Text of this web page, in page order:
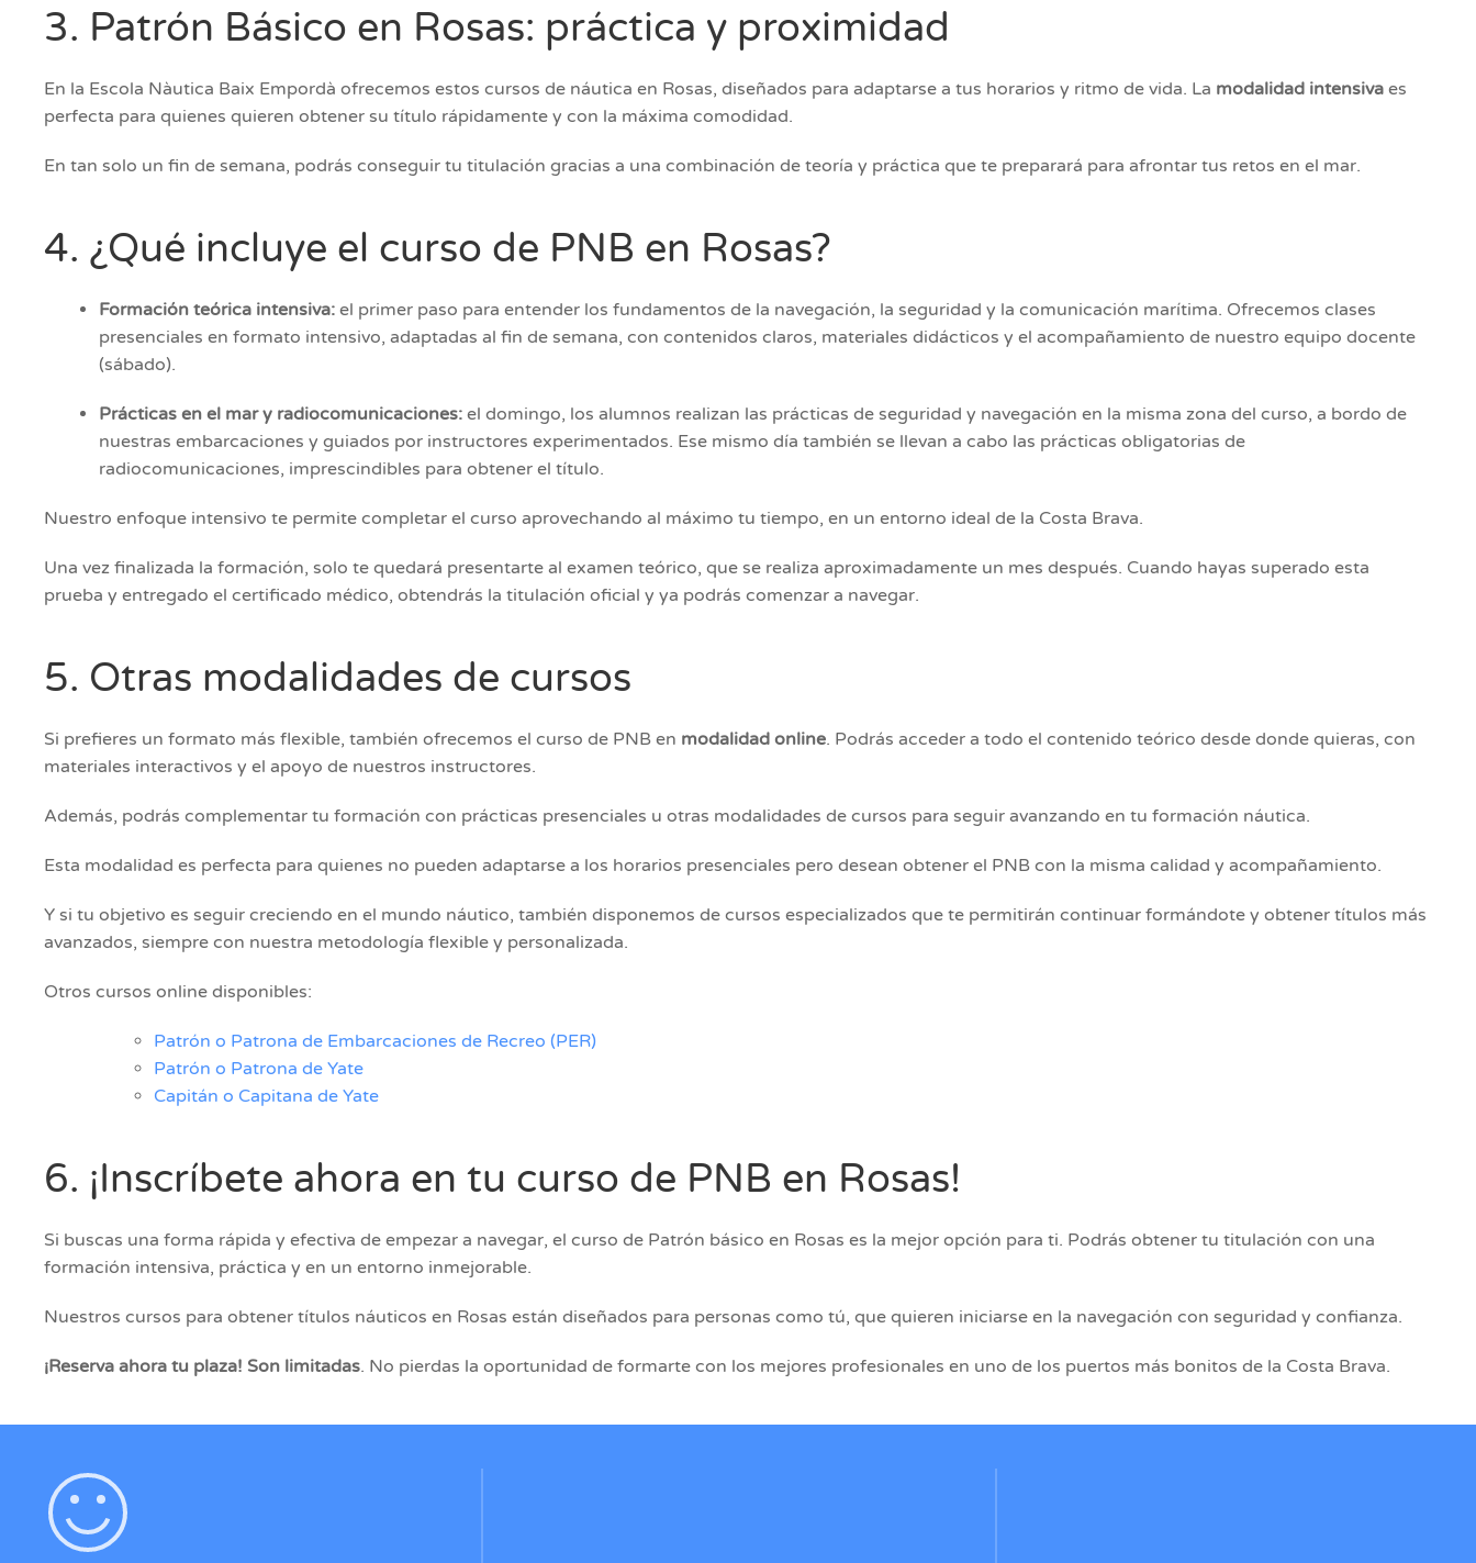
3. Patrón Básico en Rosas: práctica y proximidad
En la Escola Nàutica Baix Empordà ofrecemos estos cursos de náutica en Rosas, diseñados para adaptarse a tus horarios y ritmo de vida. La modalidad intensiva es
perfecta para quienes quieren obtener su título rápidamente y con la máxima comodidad.
En tan solo un fin de semana, podrás conseguir tu titulación gracias a una combinación de teoría y práctica que te preparará para afrontar tus retos en el mar.
4. ¿Qué incluye el curso de PNB en Rosas?
Formación teórica intensiva: el primer paso para entender los fundamentos de la navegación, la seguridad y la comunicación marítima. Ofrecemos clases
presenciales en formato intensivo, adaptadas al fin de semana, con contenidos claros, materiales didácticos y el acompañamiento de nuestro equipo docente
(sábado).
Prácticas en el mar y radiocomunicaciones: el domingo, los alumnos realizan las prácticas de seguridad y navegación en la misma zona del curso, a bordo de
nuestras embarcaciones y guiados por instructores experimentados. Ese mismo día también se llevan a cabo las prácticas obligatorias de
radiocomunicaciones, imprescindibles para obtener el título.
Nuestro enfoque intensivo te permite completar el curso aprovechando al máximo tu tiempo, en un entorno ideal de la Costa Brava.
Una vez finalizada la formación, solo te quedará presentarte al examen teórico, que se realiza aproximadamente un mes después. Cuando hayas superado esta
prueba y entregado el certificado médico, obtendrás la titulación oficial y ya podrás comenzar a navegar.
5. Otras modalidades de cursos
Si prefieres un formato más flexible, también ofrecemos el curso de PNB en modalidad online. Podrás acceder a todo el contenido teórico desde donde quieras, con
materiales interactivos y el apoyo de nuestros instructores.
Además, podrás complementar tu formación con prácticas presenciales u otras modalidades de cursos para seguir avanzando en tu formación náutica.
Esta modalidad es perfecta para quienes no pueden adaptarse a los horarios presenciales pero desean obtener el PNB con la misma calidad y acompañamiento.
Y si tu objetivo es seguir creciendo en el mundo náutico, también disponemos de cursos especializados que te permitirán continuar formándote y obtener títulos más
avanzados, siempre con nuestra metodología flexible y personalizada.
Otros cursos online disponibles:
Patrón o Patrona de Embarcaciones de Recreo (PER)
Patrón o Patrona de Yate
Capitán o Capitana de Yate
6. ¡Inscríbete ahora en tu curso de PNB en Rosas!
Si buscas una forma rápida y efectiva de empezar a navegar, el curso de Patrón básico en Rosas es la mejor opción para ti. Podrás obtener tu titulación con una
formación intensiva, práctica y en un entorno inmejorable.
Nuestros cursos para obtener títulos náuticos en Rosas están diseñados para personas como tú, que quieren iniciarse en la navegación con seguridad y confianza.
¡Reserva ahora tu plaza! Son limitadas. No pierdas la oportunidad de formarte con los mejores profesionales en uno de los puertos más bonitos de la Costa Brava.